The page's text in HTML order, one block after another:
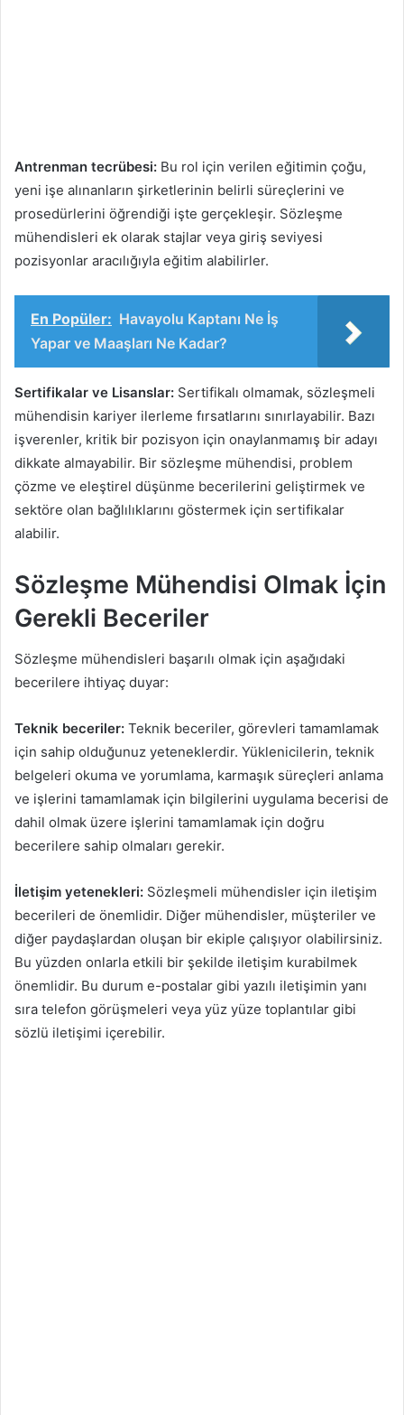
Antrenman tecrübesi: Bu rol için verilen eğitimin çoğu,
yeni işe alınanların şirketlerinin belirli süreçlerini ve
prosedürlerini öğrendiği işte gerçekleşir. Sözleşme
mühendisleri ek olarak stajlar veya giriş seviyesi
pozisyonlar aracılığıyla eğitim alabilirler.
En Popüler: Havayolu Kaptanı Ne İş
Yapar ve Maaşları Ne Kadar?
Sertifikalar ve Lisanslar: Sertifikalı olmamak, sözleşmeli
mühendisin kariyer ilerleme fırsatlarını sınırlayabilir. Bazı
işverenler, kritik bir pozisyon için onaylanmamış bir adayı
dikkate almayabilir. Bir sözleşme mühendisi, problem
çözme ve eleştirel düşünme becerilerini geliştirmek ve
sektöre olan bağlılıklarını göstermek için sertifikalar
alabilir.
Sözleşme Mühendisi Olmak İçin
Gerekli Beceriler
Sözleşme mühendisleri başarılı olmak için aşağıdaki
becerilere ihtiyaç duyar:
Teknik beceriler: Teknik beceriler, görevleri tamamlamak
için sahip olduğunuz yeteneklerdir. Yüklenicilerin, teknik
belgeleri okuma ve yorumlama, karmaşık süreçleri anlama
ve işlerini tamamlamak için bilgilerini uygulama becerisi de
dahil olmak üzere işlerini tamamlamak için doğru
becerilere sahip olmaları gerekir.
İletişim yetenekleri: Sözleşmeli mühendisler için iletişim
becerileri de önemlidir. Diğer mühendisler, müşteriler ve
diğer paydaşlardan oluşan bir ekiple çalışıyor olabilirsiniz.
Bu yüzden onlarla etkili bir şekilde iletişim kurabilmek
önemlidir. Bu durum e-postalar gibi yazılı iletişimin yanı
sıra telefon görüşmeleri veya yüz yüze toplantılar gibi
sözlü iletişimi içerebilir.